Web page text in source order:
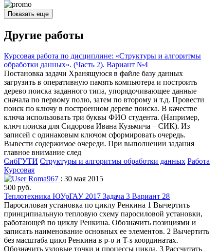
Показать еще
Другие работы
Курсовая работа по дисциплине: «Структуры и алгоритмы
обработки данных». (Часть 2). Вариант №4
Постановка задачи Хранящуюся в файле базу данных
загрузить в оперативную память компьютера и построить
дерево поиска заданного типа, упорядочивающее данные
сначала по первому полю, затем по второму и т.д. Провести
поиск по ключу в построенном дереве поиска. В качестве
ключа использовать три буквы ФИО студента. (Например,
ключ поиска для Сидорова Ивана Кузьмича – СИК). Из
записей с одинаковым ключом сформировать очередь.
Вывести содержимое очереди. При выполнении задания
главное внимание след
СибГУТИ Структуры и алгоритмы обработки данных Работа
Курсовая
Roma967 : 30 мая 2015
500 руб.
Теплотехника ЮУрГАУ 2017 Задача 3 Вариант 28
Паросиловая установка по циклу Ренкина 1 Вычертить
принципиальную тепловую схему паросиловой установки,
работающей по циклу Ренкина. Обозначить позициями и
записать наименование основных ее элементов. 2 Вычертить
без масштаба цикл Ренкина в р-υ и T-s координатах.
Обозначить узловые точки и процессы цикла. 3 Рассчитать